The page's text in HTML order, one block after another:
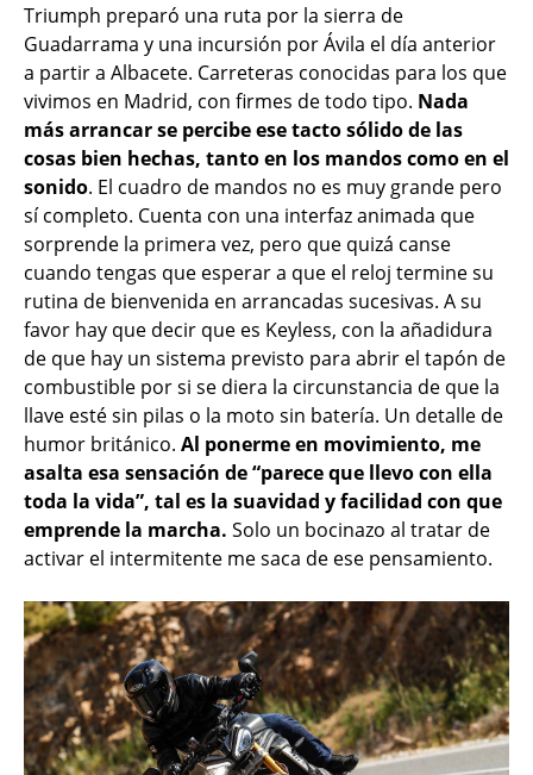
Triumph preparó una ruta por la sierra de
Guadarrama y una incursión por Ávila el día anterior
a partir a Albacete. Carreteras conocidas para los que
vivimos en Madrid, con firmes de todo tipo. Nada
más arrancar se percibe ese tacto sólido de las
cosas bien hechas, tanto en los mandos como en el
sonido. El cuadro de mandos no es muy grande pero
sí completo. Cuenta con una interfaz animada que
sorprende la primera vez, pero que quizá canse
cuando tengas que esperar a que el reloj termine su
rutina de bienvenida en arrancadas sucesivas. A su
favor hay que decir que es Keyless, con la añadidura
de que hay un sistema previsto para abrir el tapón de
combustible por si se diera la circunstancia de que la
llave esté sin pilas o la moto sin batería. Un detalle de
humor británico. Al ponerme en movimiento, me
asalta esa sensación de “parece que llevo con ella
toda la vida”, tal es la suavidad y facilidad con que
emprende la marcha. Solo un bocinazo al tratar de
activar el intermitente me saca de ese pensamiento.